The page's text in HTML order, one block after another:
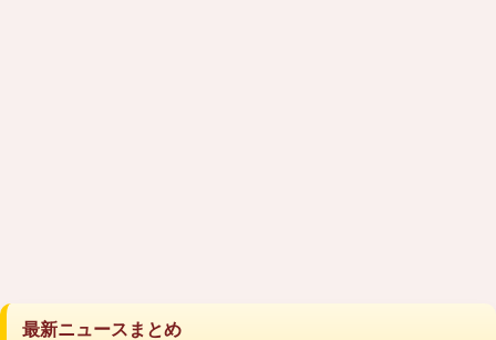
最新ニュースまとめ